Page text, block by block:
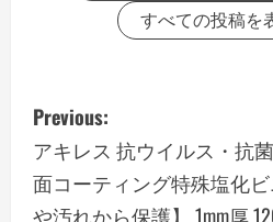
すべての投稿を
P
o
s
Previous:
アキレス 抗ウイルス・抗
面コーティング特殊塩化
や汚れから保護】 1mm厚